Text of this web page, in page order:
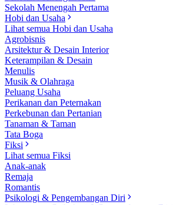
Sekolah Menengah Pertama
Hobi dan Usaha
Lihat semua Hobi dan Usaha
Agrobisnis
Arsitektur & Desain Interior
Keterampilan & Desain
Menulis
Musik & Olahraga
Peluang Usaha
Perikanan dan Peternakan
Perkebunan dan Pertanian
Tanaman & Taman
Tata Boga
Fiksi
Lihat semua Fiksi
Anak-anak
Remaja
Romantis
Psikologi & Pengembangan Diri